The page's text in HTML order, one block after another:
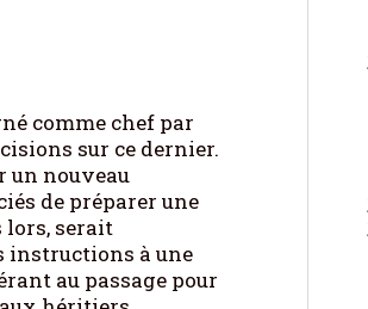
comme chef par
sur ce dernier.
un nouveau
de préparer une
lors, serait
instructions à une
au passage pour